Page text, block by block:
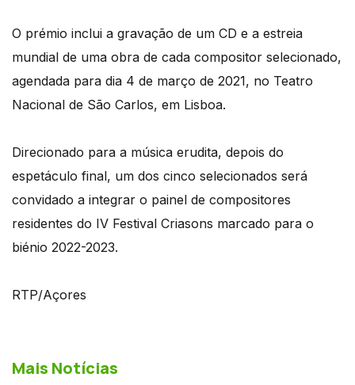
O prémio inclui a gravação de um CD e a estreia
mundial de uma obra de cada compositor selecionado,
agendada para dia 4 de março de 2021, no Teatro
Nacional de São Carlos, em Lisboa.
Direcionado para a música erudita, depois do
espetáculo final, um dos cinco selecionados será
convidado a integrar o painel de compositores
residentes do IV Festival Criasons marcado para o
biénio 2022-2023.
RTP/Açores
Mais Notícias